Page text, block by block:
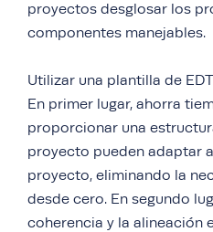
proyectos desglosar los
componentes manejables.
Utilizar una plantilla de
En primer lugar, ahorra
proporcionar una
proyecto pueden adaptar
proyecto, eliminando la
desde cero. En segundo
coherencia y la alineación